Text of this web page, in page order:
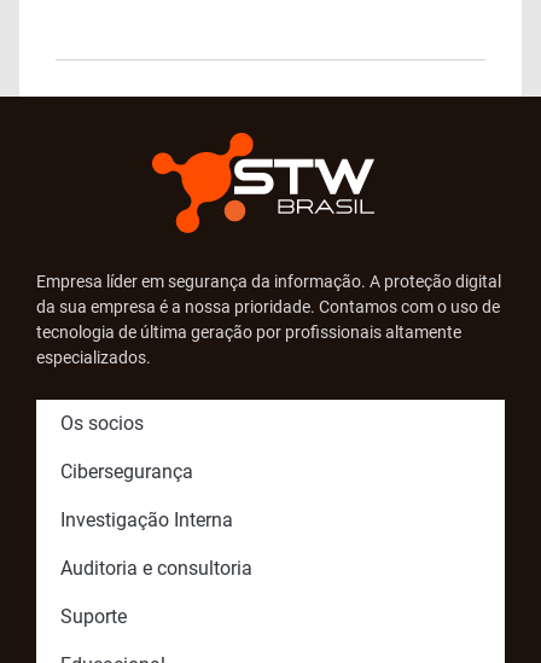
Empresa líder em segurança da informação. A proteção digital
da sua empresa é a nossa prioridade. Contamos com o uso de
tecnologia de última geração por profissionais altamente
especializados.
Os socios
Cibersegurança
Investigação Interna
Auditoria e consultoria
Suporte